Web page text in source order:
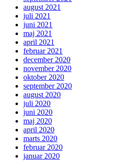
august 2021
juli 2021
juni 2021
maj 2021
april 2021
februar 2021
december 2020
november 2020
oktober 2020
september 2020
august 2020
juli 2020
juni 2020
maj 2020
april 2020
marts 2020
februar 2020
januar 2020